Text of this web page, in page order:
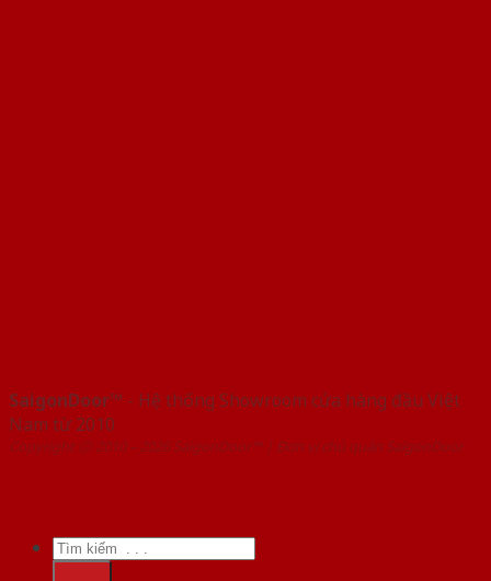
SaigonDoor™ - Hệ thống Showroom cửa hàng đầu Việt
Nam từ 2010
Copyright ⓒ 2010 – 2026 SaigonDoor™ | Đơn vị chủ quản SaigonDoor
Tìm
kiếm: